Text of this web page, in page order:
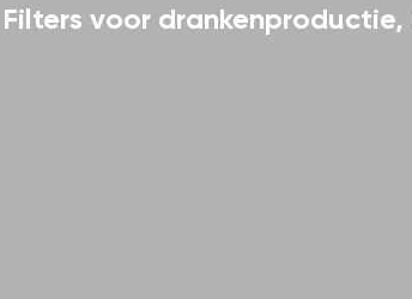
Filters voor drankenproductie,